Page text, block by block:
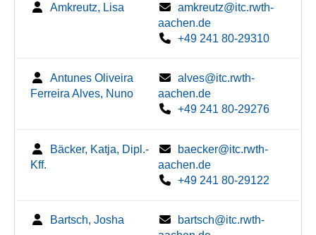
Amkreutz, Lisa
amkreutz@itc.rwth-
aachen.de
+49 241 80-29310
Antunes Oliveira
Ferreira Alves, Nuno
alves@itc.rwth-
aachen.de
+49 241 80-29276
Bäcker, Katja, Dipl.-
Kff.
baecker@itc.rwth-
aachen.de
+49 241 80-29122
Bartsch, Josha
bartsch@itc.rwth-